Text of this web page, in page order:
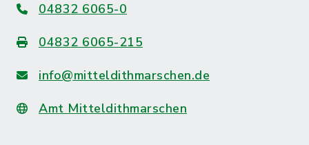
04832 6065-0
04832 6065-215
info@mitteldithmarschen.de
Amt Mitteldithmarschen